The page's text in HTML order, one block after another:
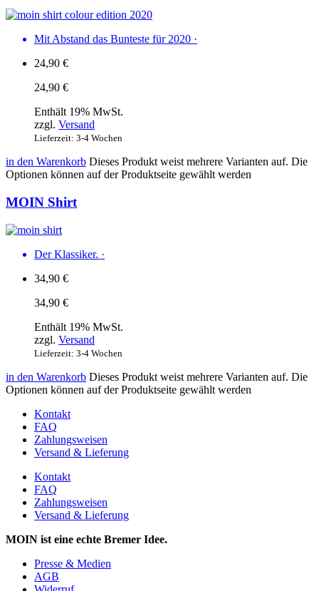
Mit Abstand das Bunteste für 2020 ·
24,90 €
24,90 €
Enthält 19% MwSt.
zzgl. Versand
Lieferzeit: 3-4 Wochen
in den Warenkorb Dieses Produkt weist mehrere Varianten auf. Die
Optionen können auf der Produktseite gewählt werden
MOIN Shirt
Der Klassiker. ·
34,90 €
34,90 €
Enthält 19% MwSt.
zzgl. Versand
Lieferzeit: 3-4 Wochen
in den Warenkorb Dieses Produkt weist mehrere Varianten auf. Die
Optionen können auf der Produktseite gewählt werden
Kontakt
FAQ
Zahlungsweisen
Versand & Lieferung
Kontakt
FAQ
Zahlungsweisen
Versand & Lieferung
MOIN ist eine echte Bremer Idee.
Presse & Medien
AGB